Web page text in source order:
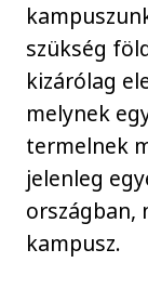
szükség
kizárólag
melynek
termelnek
jelenleg
országban,
kampusz.